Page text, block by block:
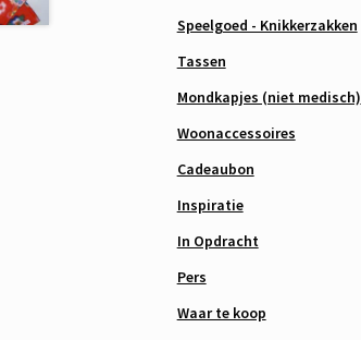
Speelgoed - Knikkerzakken
Tassen
Mondkapjes (niet medisch)
Woonaccessoires
Cadeaubon
Inspiratie
In Opdracht
Pers
Waar te koop